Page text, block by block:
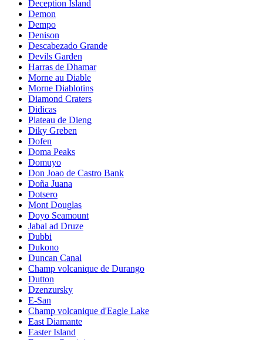
Deception Island
Demon
Dempo
Denison
Descabezado Grande
Devils Garden
Harras de Dhamar
Morne au Diable
Morne Diablotins
Diamond Craters
Didicas
Plateau de Dieng
Diky Greben
Dofen
Doma Peaks
Domuyo
Don Joao de Castro Bank
Doña Juana
Dotsero
Mont Douglas
Doyo Seamount
Jabal ad Druze
Dubbi
Dukono
Duncan Canal
Champ volcanique de Durango
Dutton
Dzenzursky
E-San
Champ volcanique d'Eagle Lake
East Diamante
Easter Island